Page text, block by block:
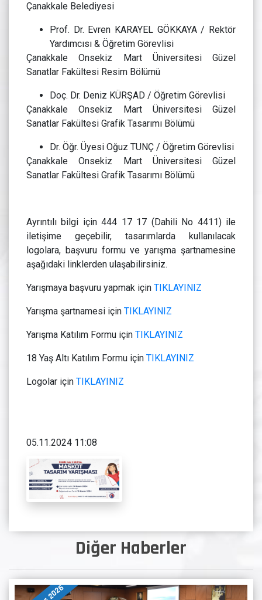
Diğer Haberler
Çanakkale Belediyesi
Prof. Dr. Evren KARAYEL GÖKKAYA / Rektör
Yardımcısı & Öğretim Görevlisi
Çanakkale Onsekiz Mart Üniversitesi Güzel
Sanatlar Fakültesi Resim Bölümü
Doç. Dr. Deniz KÜRŞAD / Öğretim Görevlisi
Çanakkale Onsekiz Mart Üniversitesi Güzel
Sanatlar Fakültesi Grafik Tasarımı Bölümü
Dr. Öğr. Üyesi Oğuz TUNÇ / Öğretim Görevlisi
Çanakkale Onsekiz Mart Üniversitesi Güzel
Sanatlar Fakültesi Grafik Tasarımı Bölümü
Ayrıntılı bilgi için 444 17 17 (Dahili No 4411) ile
iletişime geçebilir, tasarımlarda kullanılacak
logolara, başvuru formu ve yarışma şartnamesine
aşağıdaki linklerden ulaşabilirsiniz.
Yarışmaya başvuru yapmak için TIKLAYINIZ
Yarışma şartnamesi için TIKLAYINIZ
Yarışma Katılım Formu için TIKLAYINIZ
18 Yaş Altı Katılım Formu için TIKLAYINIZ
Logolar için TIKLAYINIZ
05.11.2024 11:08